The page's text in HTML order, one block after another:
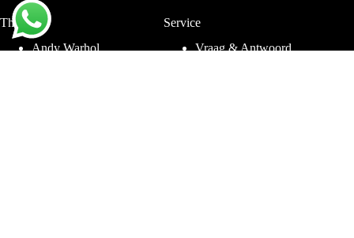
Thema’s
Andy Warhol
Service
Vraag & Antwoord